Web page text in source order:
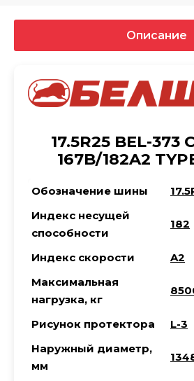
Описание
17.5R25 BEL-373
167B/182A2
Обозначение шины
Индекс несущей
способности
182
Индекс скорости
A2
Максимальная
нагрузка, кг
Рисунок протектора
L-3
Наружный диаметр,
мм